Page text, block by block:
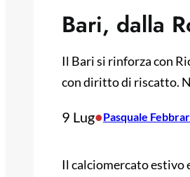
Bari, dalla
Il Bari si rinforza con
con diritto di riscatto.
9 Lug•Pasquale
Il calciomercato estivo